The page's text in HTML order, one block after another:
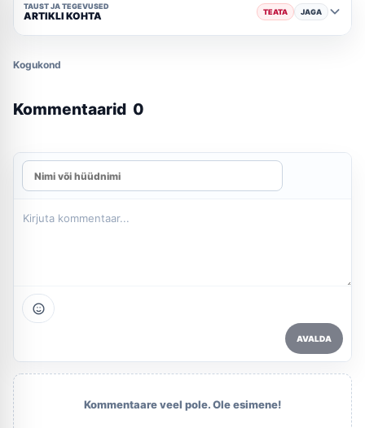
TAUST JA TEGEVUSED
ARTIKLI KOHTA TEATA JAGA
Kogukond
Kommentaarid 0
AVALDA
Kommentaare veel pole. Ole esimene!